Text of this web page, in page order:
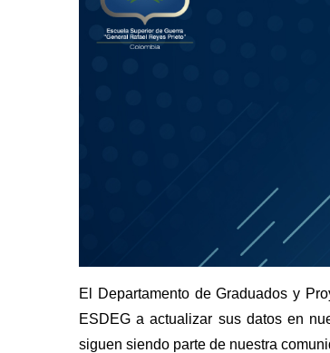
El Departamento de Graduados y
ESDEG a actualizar sus datos en
siguen siendo parte de nuestra